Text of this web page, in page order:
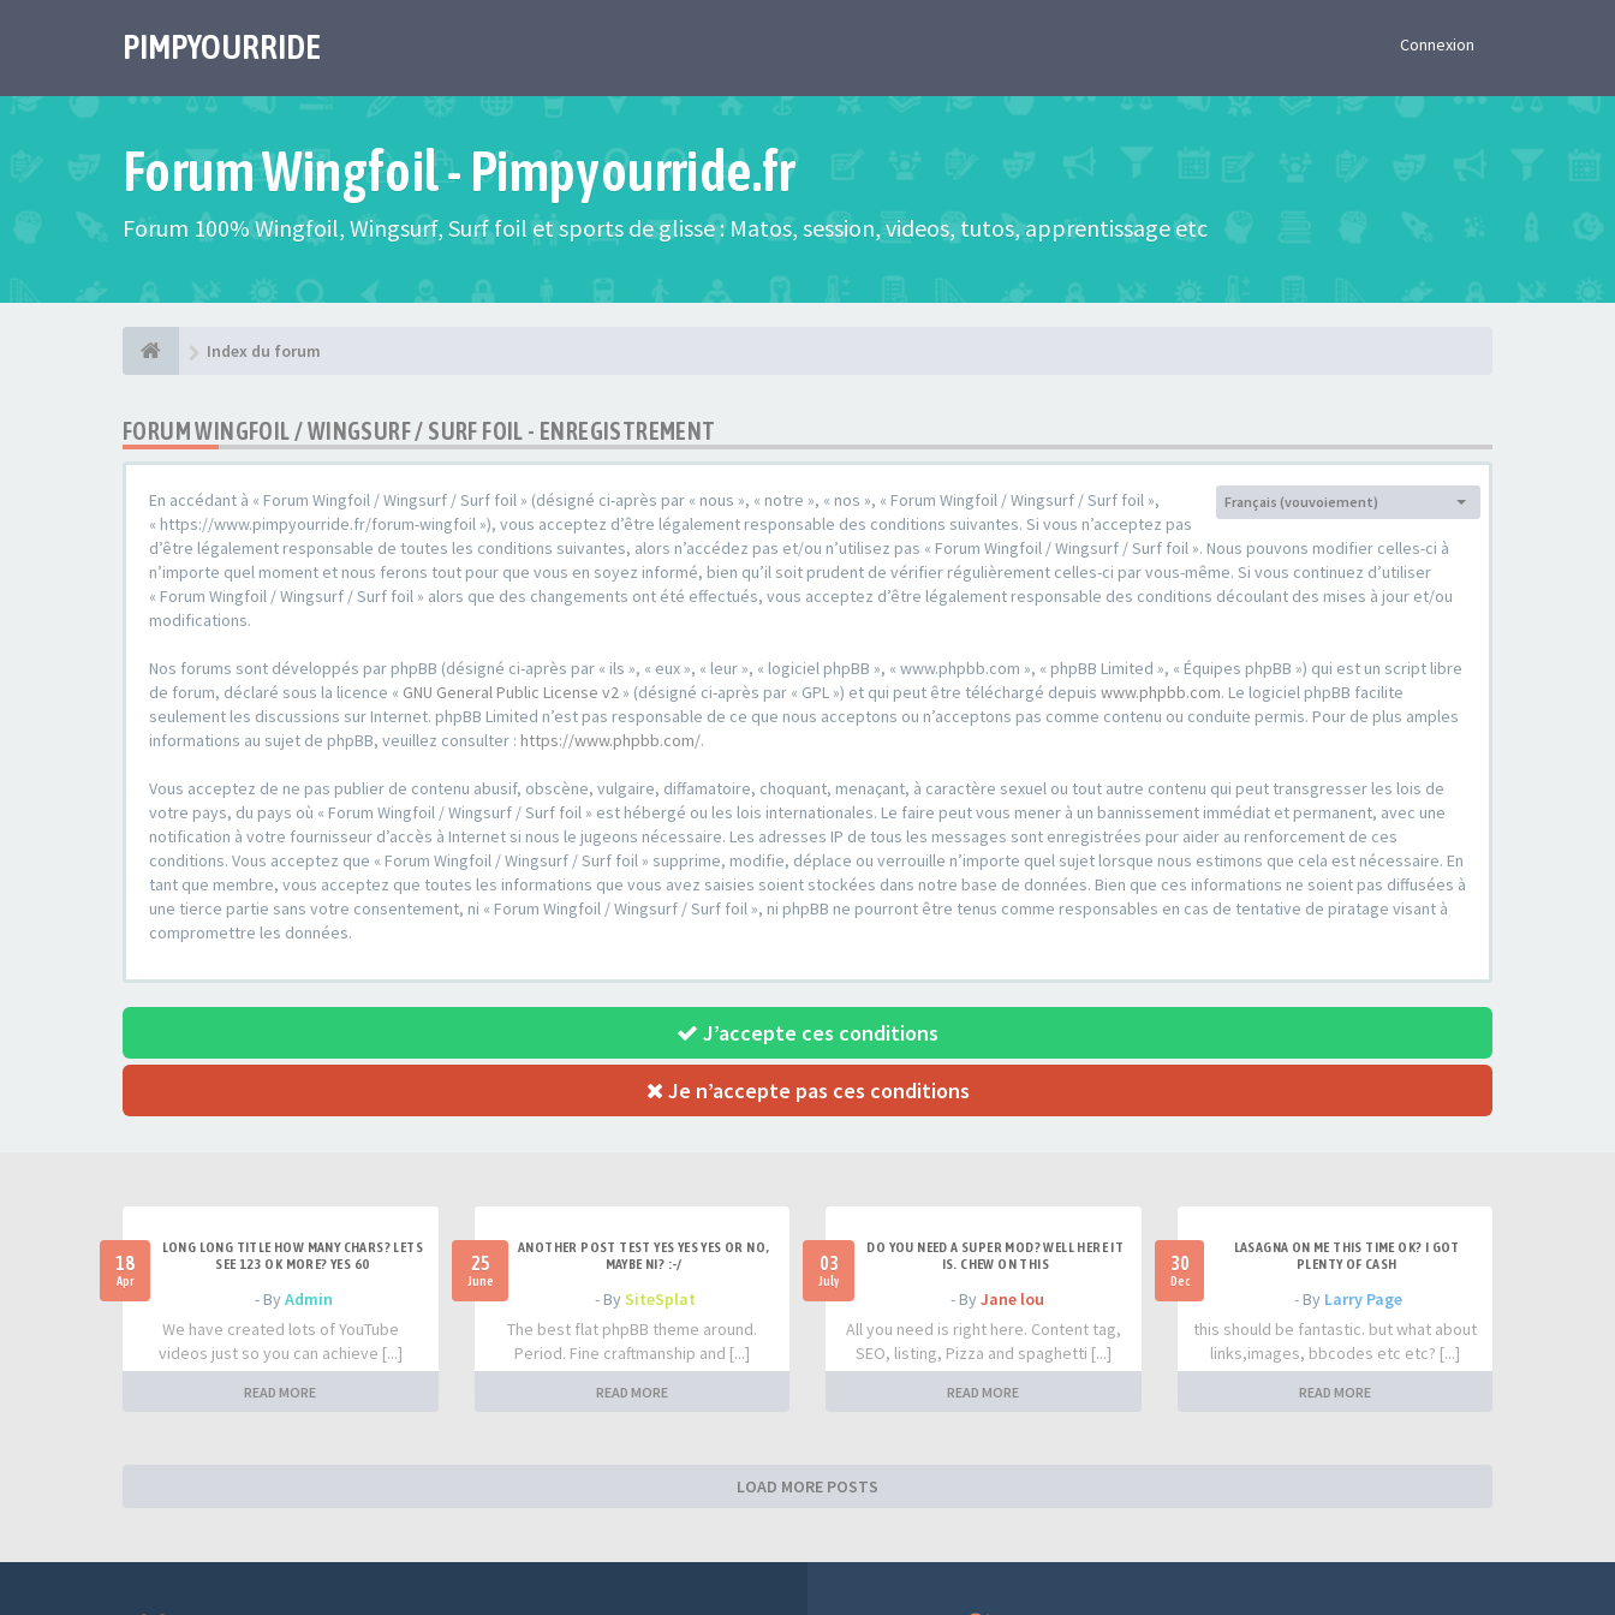
PIMPYOURRIDE Connexion
Forum Wingfoil - Pimpyourride.fr
Forum 100% Wingfoil, Wingsurf, Surf foil et sports de glisse : Matos, session, videos, tutos, apprentissage etc
Index du forum
FORUM WINGFOIL / WINGSURF / SURF FOIL - ENREGISTREMENT
Langue :
Français (vouvoiement)
En accédant à « Forum Wingfoil / Wingsurf / Surf foil » (désigné ci-après par « nous », « notre », « nos », « Forum Wingfoil / Wingsurf / Surf foil »,
« https://www.pimpyourride.fr/forum-wingfoil »), vous acceptez d’être légalement responsable des conditions suivantes. Si vous n’acceptez pas
d’être légalement responsable de toutes les conditions suivantes, alors n’accédez pas et/ou n’utilisez pas « Forum Wingfoil / Wingsurf / Surf foil ». Nous pouvons modifier celles-ci à
n’importe quel moment et nous ferons tout pour que vous en soyez informé, bien qu’il soit prudent de vérifier régulièrement celles-ci par vous-même. Si vous continuez d’utiliser
« Forum Wingfoil / Wingsurf / Surf foil » alors que des changements ont été effectués, vous acceptez d’être légalement responsable des conditions découlant des mises à jour et/ou
modifications.
Nos forums sont développés par phpBB (désigné ci-après par « ils », « eux », « leur », « logiciel phpBB », « www.phpbb.com », « phpBB Limited », « Équipes phpBB ») qui est un script libre
de forum, déclaré sous la licence « GNU General Public License v2 » (désigné ci-après par « GPL ») et qui peut être téléchargé depuis www.phpbb.com. Le logiciel phpBB facilite
seulement les discussions sur Internet. phpBB Limited n’est pas responsable de ce que nous acceptons ou n’acceptons pas comme contenu ou conduite permis. Pour de plus amples
informations au sujet de phpBB, veuillez consulter : https://www.phpbb.com/.
Vous acceptez de ne pas publier de contenu abusif, obscène, vulgaire, diffamatoire, choquant, menaçant, à caractère sexuel ou tout autre contenu qui peut transgresser les lois de
votre pays, du pays où « Forum Wingfoil / Wingsurf / Surf foil » est hébergé ou les lois internationales. Le faire peut vous mener à un bannissement immédiat et permanent, avec une
notification à votre fournisseur d’accès à Internet si nous le jugeons nécessaire. Les adresses IP de tous les messages sont enregistrées pour aider au renforcement de ces
conditions. Vous acceptez que « Forum Wingfoil / Wingsurf / Surf foil » supprime, modifie, déplace ou verrouille n’importe quel sujet lorsque nous estimons que cela est nécessaire. En
tant que membre, vous acceptez que toutes les informations que vous avez saisies soient stockées dans notre base de données. Bien que ces informations ne soient pas diffusées à
une tierce partie sans votre consentement, ni « Forum Wingfoil / Wingsurf / Surf foil », ni phpBB ne pourront être tenus comme responsables en cas de tentative de piratage visant à
compromettre les données.
J’accepte ces conditions
Je n’accepte pas ces conditions
18
Apr
LONG LONG TITLE HOW MANY CHARS? LETS
SEE 123 OK MORE? YES 60
- ByAdmin
We have created lots of YouTube
videos just so you can achieve [...]
READ MORE
25
June
ANOTHER POST TEST YES YES YES OR NO,
MAYBE NI? :-/
- BySiteSplat
The best flat phpBB theme around.
Period. Fine craftmanship and [...]
READ MORE
03
July
DO YOU NEED A SUPER MOD? WELL HERE IT
IS. CHEW ON THIS
- By Jane lou
All you need is right here. Content tag,
SEO, listing, Pizza and spaghetti [...]
READ MORE
30
Dec
LASAGNA ON ME THIS TIME OK? I GOT
PLENTY OF CASH
- By Larry Page
this should be fantastic. but what about
links,images, bbcodes etc etc? [...]
READ MORE
LOAD MORE POSTS